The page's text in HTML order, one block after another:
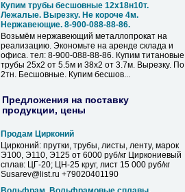
Купим трубы бесшовные 12х18н10т.
Лежалые. Вырезку. Не короче 4м.
Нержавеющие. 8-900-088-88-86.
Возьмём нержавеющий металлопрокат на
реализацию. Экономьте на аренде склада и
офиса. тел: 8-900-088-88-86. Купим титановые
трубы 25х2 от 5.5м и 38х2 от 3.7м. Вырезку. По
2тн. Бесшовные. Купим бесшов...
Предложения на поставку
продукции, цены
Продам Цирконий
Цирконий: прутки, трубы, листы, ленту, марок
Э100, Э110, Э125 от 6000 руб/кг Циркониевый
сплав: ЦГ-20; ЦН-25 круг, лист 15 000 руб/кг
Susarev@list.ru +79020401190